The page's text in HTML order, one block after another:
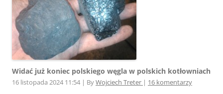
Widać już koniec polskiego węgla w polskich kotłowniach
16 listopada 2024 11:54 | ByWojciech Treter | 16 komentarzy